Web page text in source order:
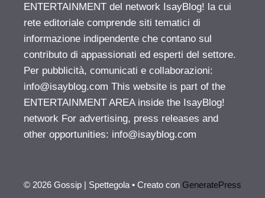
ENTERTAINMENT del network IsayBlog! la cui
rete editoriale comprende siti tematici di
informazione indipendente che contano sul
contributo di appassionati ed esperti del settore.
Per pubblicità, comunicati e collaborazioni:
info@isayblog.com This website is part of the
ENTERTAINMENT AREA inside the IsayBlog!
network For advertising, press releases and
other opportunities: info@isayblog.com
© 2026 Gossip | Spettegola • Creato con GeneratePress